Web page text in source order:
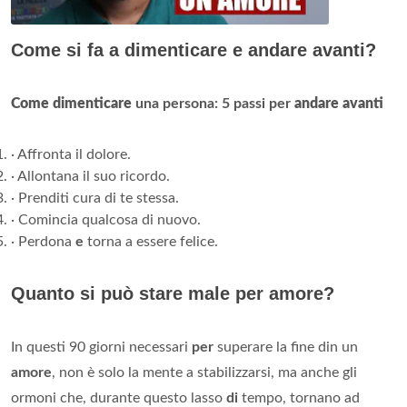
Come si fa a dimenticare e andare avanti?
Come dimenticare una persona: 5 passi per andare avanti
· Affronta il dolore.
· Allontana il suo ricordo.
· Prenditi cura di te stessa.
· Comincia qualcosa di nuovo.
· Perdona e torna a essere felice.
Quanto si può stare male per amore?
In questi 90 giorni necessari per superare la fine din un
amore, non è solo la mente a stabilizzarsi, ma anche gli
ormoni che, durante questo lasso di tempo, tornano ad